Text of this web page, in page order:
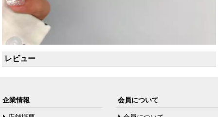
レビュー
企業情報 会員について